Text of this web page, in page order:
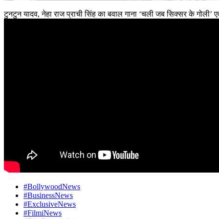
टुनटुन यादव, नेहा राज प्राची सिंह का बवाल गाना ‘चली जब सिक्सर के गोली’
#BollywoodNews
#BusinessNews
#ExclusiveNews
#FilmiNews